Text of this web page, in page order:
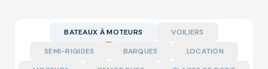
BATEAUX À MOTEURS
VOILIERS
SEMI-RIGIDES
BARQUES
LOCATION